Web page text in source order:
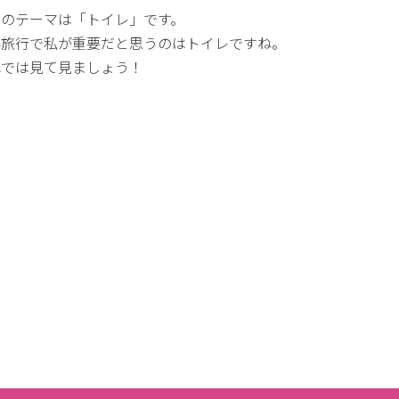
テーマは「トイレ」です。
行で私が重要だと思うのはトイレですね。
は見て見ましょう！